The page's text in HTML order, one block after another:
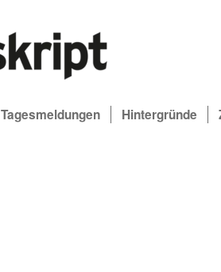
Tagesmeldungen Hintergründe